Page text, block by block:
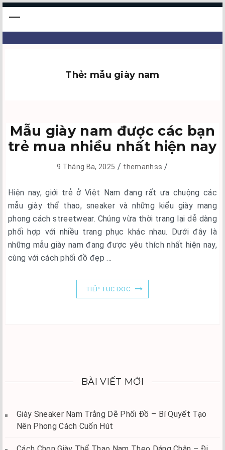
Thẻ: mẫu giày nam
Mẫu giày nam được các bạn
trẻ mua nhiều nhất hiện nay
9 Tháng Ba, 2025 / themanhss /
Hiện nay, giới trẻ ở Việt Nam đang rất ưa chuộng các
mẫu giày thể thao, sneaker và những kiểu giày mang
phong cách streetwear. Chúng vừa thời trang lại dễ dàng
phối hợp với nhiều trang phục khác nhau. Dưới đây là
những mẫu giày nam đang được yêu thích nhất hiện nay,
cùng với cách phối đồ đẹp …
TIẾP TỤC ĐỌC
BÀI VIẾT MỚI
Giày Sneaker Nam Trắng Dễ Phối Đồ – Bí Quyết Tạo
Nên Phong Cách Cuốn Hút